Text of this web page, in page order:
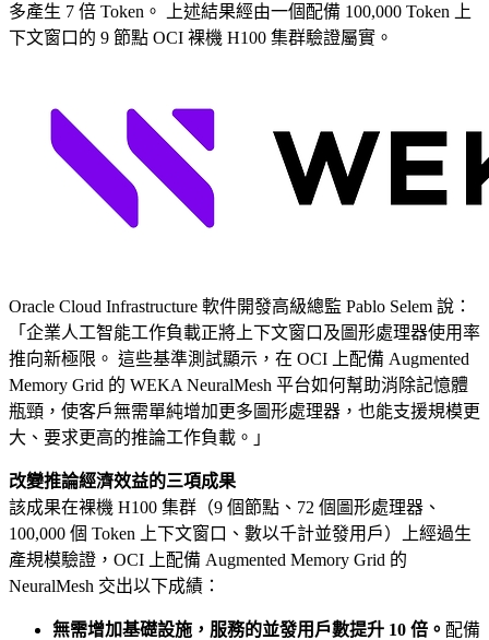
多產生 7 倍 Token。 上述結果經由一個配備 100,000 Token 上
下文窗口的 9 節點 OCI 裸機 H100 集群驗證屬實。
Oracle Cloud Infrastructure 軟件開發高級總監 Pablo Selem 說：
「企業人工智能工作負載正將上下文窗口及圖形處理器使用率
推向新極限。 這些基準測試顯示，在 OCI 上配備 Augmented
Memory Grid 的 WEKA NeuralMesh 平台如何幫助消除記憶體
瓶頸，使客戶無需單純增加更多圖形處理器，也能支援規模更
大、要求更高的推論工作負載。」
改變推論經濟效益的三項成果
該成果在裸機 H100 集群（9 個節點、72 個圖形處理器、
100,000 個 Token 上下文窗口、數以千計並發用戶）上經過生
產規模驗證，OCI 上配備 Augmented Memory Grid 的
NeuralMesh 交出以下成績：
無需增加基礎設施，服務的並發用戶數提升 10 倍。 配備